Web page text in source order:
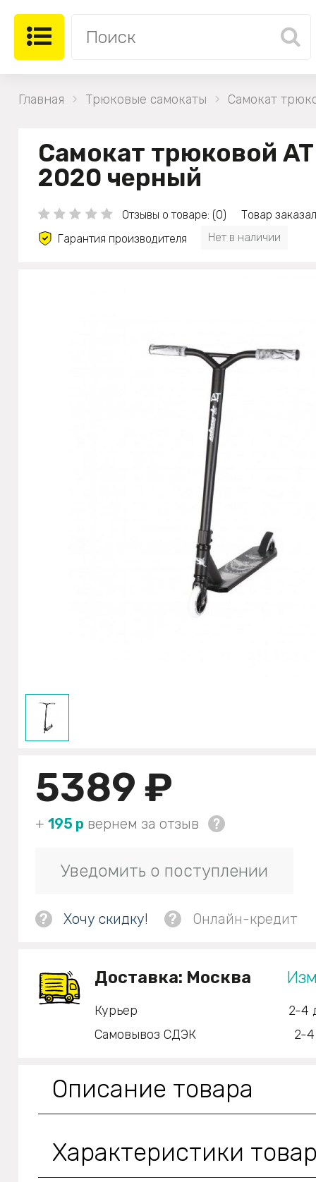
Главная Трюковые самокаты Самокат
Самокат трюковой AT
2020 черный
Отзывы о товаре: (0)
Товар
Гарантия производителя
Нет в наличии
5389 ₽
+ 195 р вернем за отзыв
Уведомить о поступлении
? Хочу скидку! ? Онлайн-кредит
Доставка: Москва
Курьер
2-4
Самовывоз СДЭК
2-
Описание товара
Характеристики